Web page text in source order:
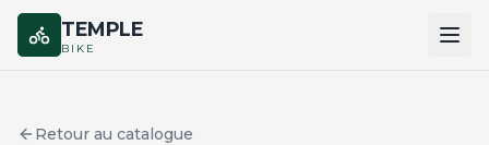
TEMPLE
BIKE
Retour au catalogue